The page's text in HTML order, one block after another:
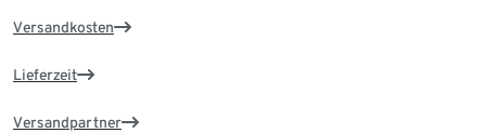
Versandkosten
Lieferzeit
Versandpartner